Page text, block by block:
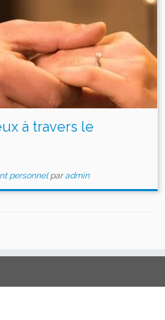
à travers le
personnel paradmin